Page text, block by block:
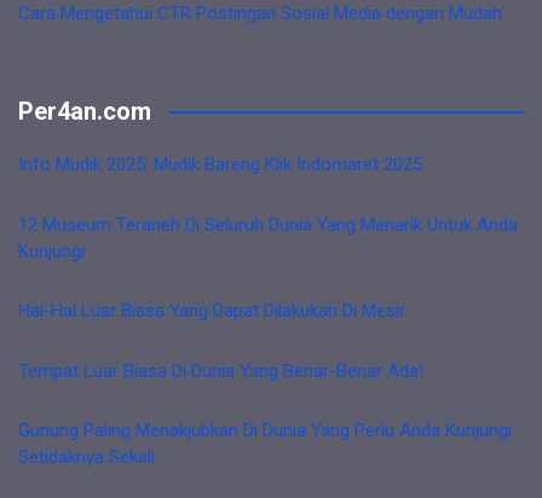
Cara Mengetahui CTR Postingan Sosial Media dengan Mudah
Per4an.com
Info Mudik 2025: Mudik Bareng Klik Indomaret 2025
12 Museum Teraneh Di Seluruh Dunia Yang Menarik Untuk Anda
Kunjungi
Hal-Hal Luar Biasa Yang Dapat Dilakukan Di Mesir
Tempat Luar Biasa Di Dunia Yang Benar-Benar Ada!
Gunung Paling Menakjubkan Di Dunia Yang Perlu Anda Kunjungi
Setidaknya Sekali